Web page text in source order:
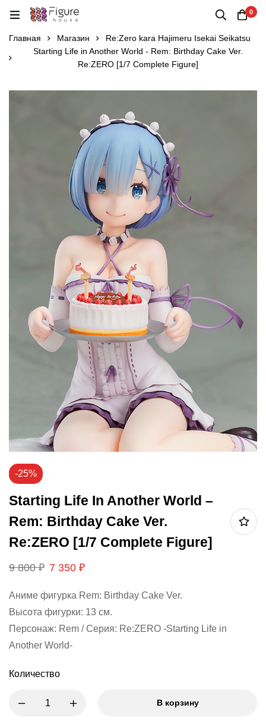
0
Главная Магазин
Re:Zero kara Hajimeru Isekai Seikatsu
Starting Life in Another World - Rem: Birthday Cake Ver.
Re:ZERO [1/7 Complete Figure]
-25%
Starting Life In Another World –
Rem: Birthday Cake Ver.
Re:ZERO [1/7 Complete Figure]
9 800₽ 7 350 ₽
Аниме фигурка Rem: Birthday Cake Ver.
Высота фигурки: 13 см.
Персонаж: Rem / Серия: Re:ZERO -Starting Life in
Another World-
Количество
В корзину